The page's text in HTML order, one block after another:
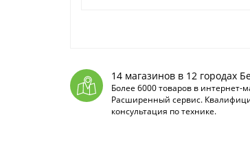
14 магазинов в 12 городах
Более 6000 товаров в интернет-
Расширенный сервис.
консультация по технике.